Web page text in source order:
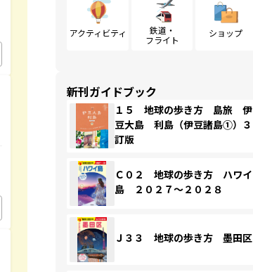
アクティビティ
鉄道・
フライト
ショップ
新刊ガイドブック
１５ 地球の歩き方 島旅 伊
豆大島 利島（伊豆諸島①）３
訂版
Ｃ０２ 地球の歩き方 ハワイ
島 ２０２７～２０２８
Ｊ３３ 地球の歩き方 墨田区